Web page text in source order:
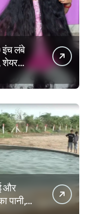
इंच लंबे
शेयर
और
पानी,